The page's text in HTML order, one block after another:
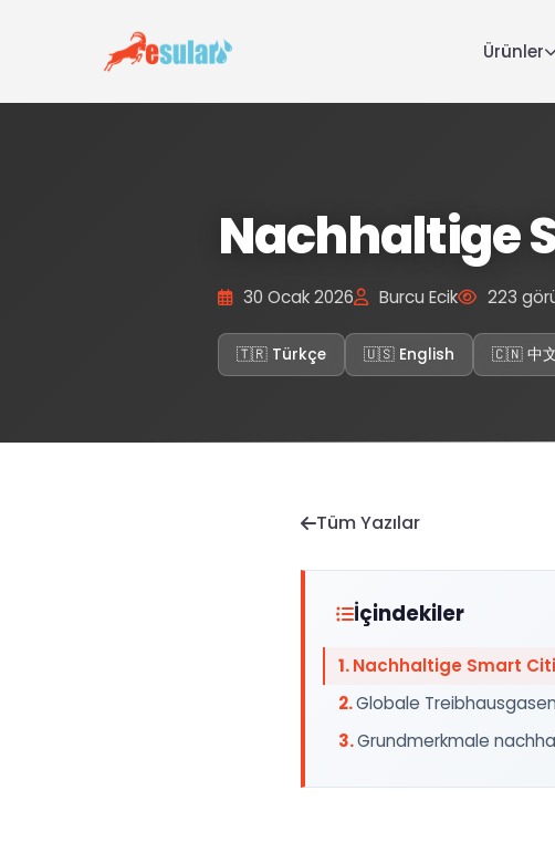
Ürünler
Nachhaltige
30 Ocak 2026 Burcu Ecik 223
🇹🇷 Türkçe 🇺🇸 English 🇨🇳 中
Tüm Yazılar
İçindekiler
Nachhaltige Smart
Globale
Grundmerkmale